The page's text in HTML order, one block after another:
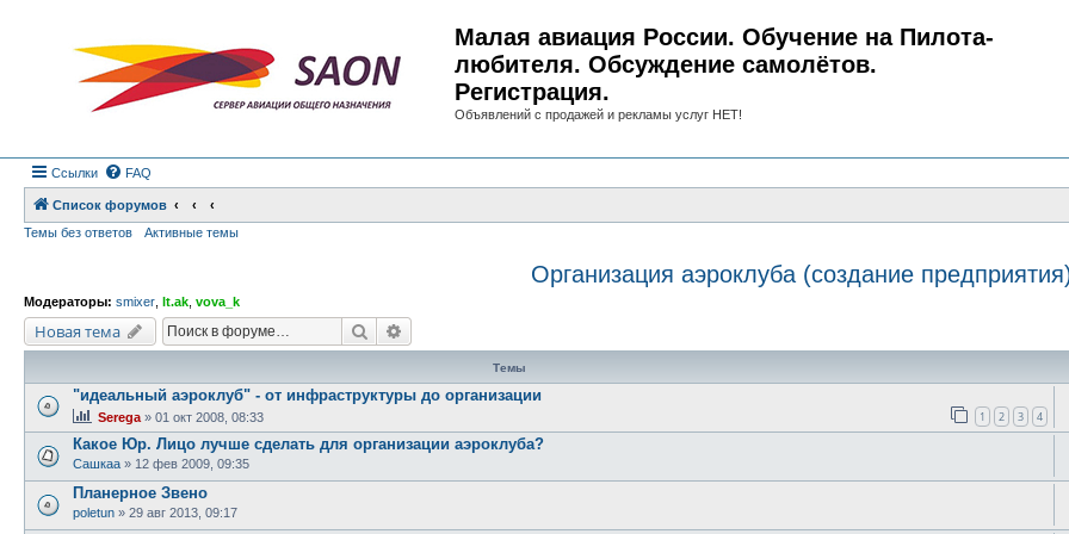
Малая авиация России. Обучение на Пилота-
любителя. Обсуждение самолётов.
Регистрация.
Объявлений с продажей и рекламы услуг НЕТ!
Ссылки FAQ
Список форумов
Темы без ответов
Активные темы
Организация аэроклуба (создание
Модераторы: smixer lt.ak vova_k
Новая тема Поиск
Темы
"идеальный аэроклуб" - от инфраструктуры до организации
Serega » 01 окт 2008, 08:33 1 2 3 4
Какое Юр. Лицо лучше сделать для организации аэроклуба?
Сашкаа » 12 фев 2009, 09:35
Планерное Звено
poletun » 29 авг 2013, 09:17